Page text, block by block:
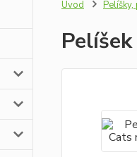
Úvod Pelíšky,